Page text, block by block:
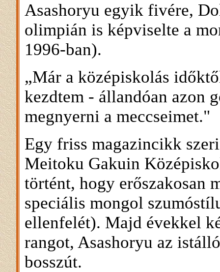
Asashoryu egyik fivére,
olimpián is képviselte a
1996-ban).
„Már a középiskolás
kezdtem - állandóan azon
megnyerni a meccseimet."
Egy friss magazincikk
Meitoku Gakuin
történt, hogy erőszakosan
speciális mongol
ellenfelét). Majd évekkel
rangot, Asashoryu az
bosszút.